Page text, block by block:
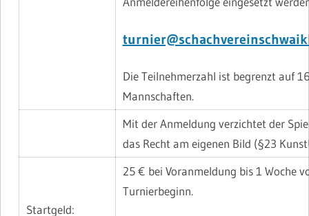
Die Teilnehmerzahl ist begrenzt auf
Mannschaften.
Mit der Anmeldung verzichtet der
das Recht am eigenen Bild (§23
Startgeld:
25 € bei Voranmeldung bis 1 Woche
Turnierbeginn.